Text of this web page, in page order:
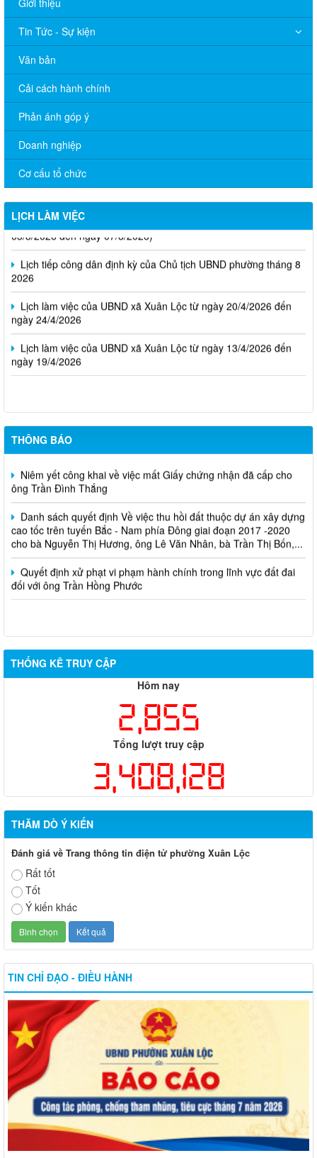
Giới thiệu
Tin Tức - Sự kiện
Văn bản
Cải cách hành chính
Phản ánh góp ý
Doanh nghiệp
Cơ cấu tổ chức
LỊCH LÀM VIỆC
Thông báo Lịch làm việc của UBND phường Xuân Lộc (Từ ngày
03/8/2026 đến ngày 07/8/2026)
Lịch tiếp công dân định kỳ của Chủ tịch UBND phường tháng 8
2026
Lịch làm việc của UBND xã Xuân Lộc từ ngày 20/4/2026 đến
ngày 24/4/2026
Lịch làm việc của UBND xã Xuân Lộc từ ngày 13/4/2026 đến
ngày 19/4/2026
THÔNG BÁO
Cuộc thi trực tuyến tìm hiểu pháp luật năm 2026.
Niêm yết công khai về việc mất Giấy chứng nhận đã cấp cho
ông Trần Đình Thắng
Danh sách quyết định Về việc thu hồi đất thuộc dự án xây dựng
cao tốc trên tuyến Bắc - Nam phía Đông giai đoạn 2017 -2020
cho bà Nguyễn Thị Hương, ông Lê Văn Nhân, bà Trần Thị Bốn,...
Quyết định xử phạt vi phạm hành chính trong lĩnh vực đất đai
đối với ông Trần Hồng Phước
THỐNG KÊ TRUY CẬP
Hôm nay
2,855
Tổng lượt truy cập
3,408,128
THĂM DÒ Ý KIẾN
Đánh giá về Trang thông tin điện tử phường Xuân Lộc
Rất tốt
Tốt
Ý kiến khác
TIN CHỈ ĐẠO - ĐIỀU HÀNH